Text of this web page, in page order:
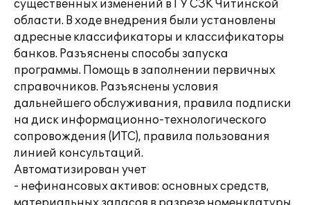
существенных изменений в ГУ СЗК Читинской
области. В ходе внедрения были установлены
адресные классификаторы и классификаторы
банков. Разъяснены способы запуска
программы. Помощь в заполнении первичных
справочников. Разъяснены условия
дальнейшего обслуживания, правила подписки
на диск информационно-технологического
сопровождения (ИТС), правила пользования
линией консультаций.
Автоматизирован учет
- нефинансовых активов: основных средств,